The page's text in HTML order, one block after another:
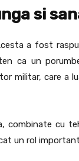
si
a fost
ca un
militar, care a
combinate cu
un rol